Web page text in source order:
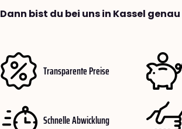
Dann bist du bei uns in Kassel
Transparente Preise
Schnelle Abwicklung